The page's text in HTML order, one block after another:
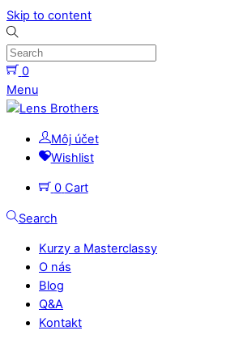
Skip to content
0
Menu
Môj účet
Wishlist
0 Cart
Search
Kurzy a Masterclassy
O nás
Blog
Q&A
Kontakt